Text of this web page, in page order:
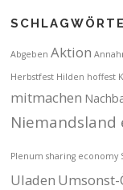
Abgeben Aktion
Herbstfest Hilden hoffest
mitmachen
Niemandsland
Plenum sharing economy
Uladen